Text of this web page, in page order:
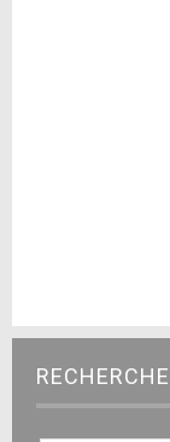
RECHERCHE